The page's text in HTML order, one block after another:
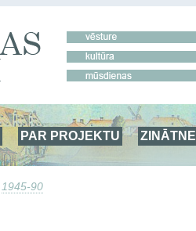
PAR PROJEKTU ZINĀTNE
1945-90